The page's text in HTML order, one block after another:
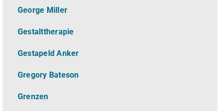
George Miller
Gestalttherapie
Gestapeld Anker
Gregory Bateson
Grenzen